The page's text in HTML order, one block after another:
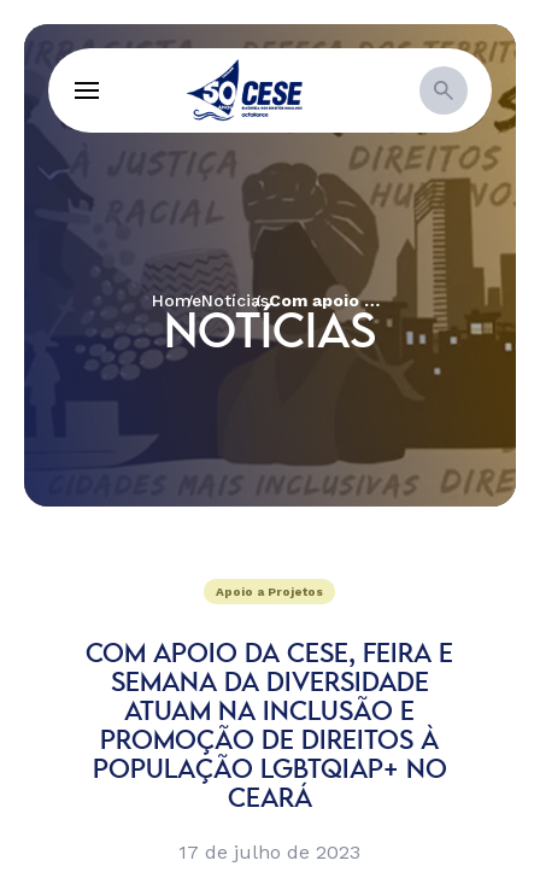
HomeNotícias Com apoio da CESE, Feira e Semana da Diversidade atuam na inclusão e promoção de direitos à população LGBTQIAP+ no Ceará
NOTÍCIAS
Apoio a Projetos
COM APOIO DA CESE, FEIRA E
SEMANA DA DIVERSIDADE
ATUAM NA INCLUSÃO E
PROMOÇÃO DE DIREITOS À
POPULAÇÃO LGBTQIAP+ NO
CEARÁ
17 de julho de 2023